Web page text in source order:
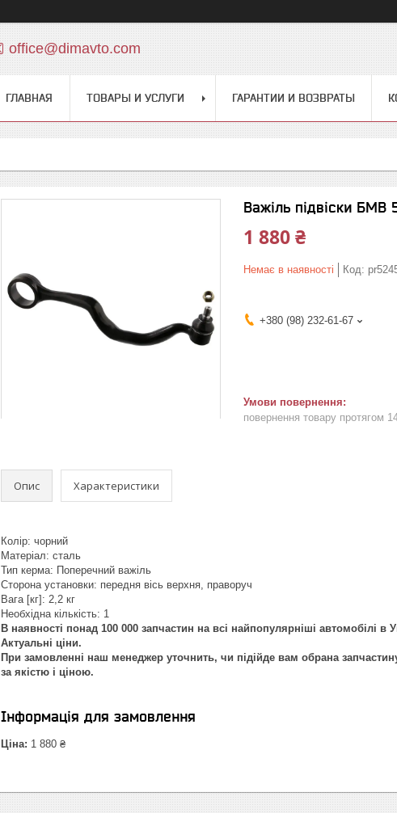
office@dimavto.com
ГЛАВНАЯ ТОВАРЫ И УСЛУГИ ГАРАНТИИ И ВОЗВРАТЫ
Важіль підвіски БМВ
1 880 ₴
Немає в наявності Код:
+380 (98) 232-61-67
повернення товару протягом
Опис Характеристики
Колір: чорний
Матеріал: сталь
Тип керма: Поперечний важіль
Сторона установки: передня вісь верхня, праворуч
Вага [кг]: 2,2 кг
Необхідна кількість: 1
В наявності понад 100 000 запчастин на всі найпопулярніші автомобілі в
Актуальні ціни.
При замовленні наш менеджер уточнить, чи підійде вам обрана
за якістю і ціною.
Інформація для замовлення
Ціна: 1 880 ₴